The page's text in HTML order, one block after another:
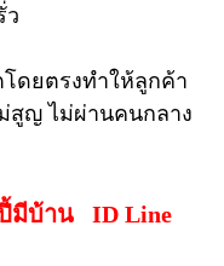
ว
ดยตรงทำให้ลูกค้า
สูญ ไม่ผ่านคนกลาง
มีบ้าน ID Line